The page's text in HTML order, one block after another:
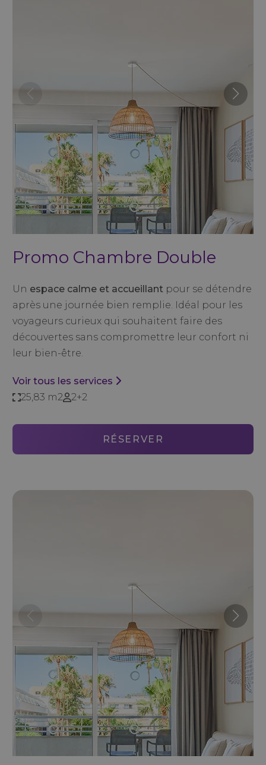
Promo Chambre Double
Un espace calme et accueillantpour se détendre
après une journée bien remplie. Idéal pour les
voyageurs curieux qui souhaitent faire des
découvertes sans compromettre leur confort ni
leur bien-être.
Voir tous les services
25,83 m2
2+2
RÉSERVER